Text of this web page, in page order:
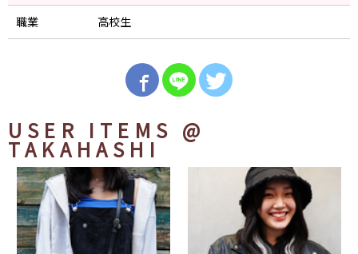
職業 高校生
USER ITEMS @
TAKAHASHI